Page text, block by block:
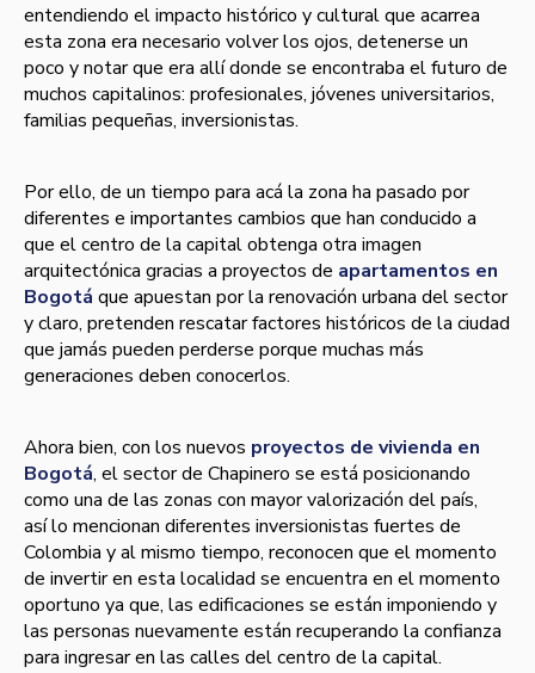
entendiendo el impacto histórico y cultural que acarrea
esta zona era necesario volver los ojos, detenerse un
poco y notar que era allí­ donde se encontraba el futuro de
muchos capitalinos: profesionales, jóvenes universitarios,
familias pequeñas, inversionistas.
Por ello, de un tiempo para acá la zona ha pasado por
diferentes e importantes cambios que han conducido a
que el centro de la capital obtenga otra imagen
arquitectónica gracias a proyectos de apartamentos en
Bogotá que apuestan por la renovación urbana del sector
y claro, pretenden rescatar factores históricos de la ciudad
que jamás pueden perderse porque muchas más
generaciones deben conocerlos.
Ahora bien, con los nuevos proyectos de vivienda en
Bogotá, el sector de Chapinero se está posicionando
como una de las zonas con mayor valorización del paí­s,
así­ lo mencionan diferentes inversionistas fuertes de
Colombia y al mismo tiempo, reconocen que el momento
de invertir en esta localidad se encuentra en el momento
oportuno ya que, las edificaciones se están imponiendo y
las personas nuevamente están recuperando la confianza
para ingresar en las calles del centro de la capital.